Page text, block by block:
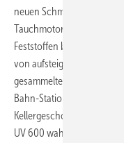
neuen
Tauchmotorpumpen sind
Feststoffen bis zu 10 mm
von aufsteigendem
gesammeltes
Bahn-Stationen oder
Kellergeschossen zu
UV 600 wahlweise